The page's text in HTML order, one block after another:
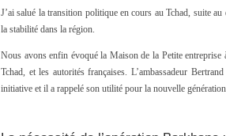
J’ai salué la transition politique en cours au Tchad, suite au
la stabilité dans la région.
Nous avons enfin évoqué la Maison de la Petite entreprise
Tchad, et les autorités françaises. L’ambassadeur
initiative et il a rappelé son utilité pour la nouvelle